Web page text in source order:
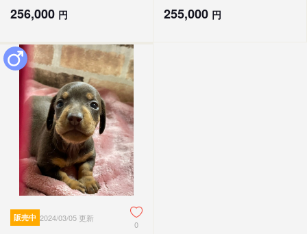
256,000 円 255,000 円
販売中 2024/03/05 更新
0